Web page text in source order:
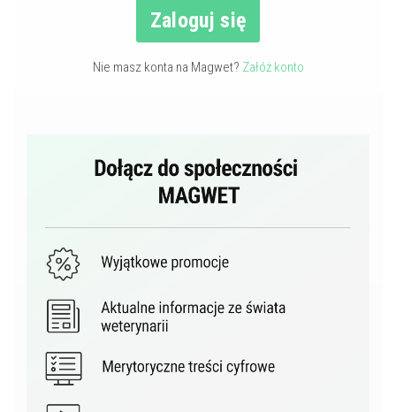
Zaloguj się
Nie masz konta na Magwet? Załóż konto